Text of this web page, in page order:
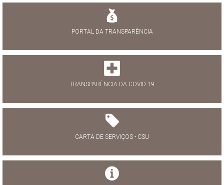
PORTAL DA TRANSPARÊNCIA
TRANSPARÊNCIA DA COVID-19
CARTA DE SERVIÇOS - CSU